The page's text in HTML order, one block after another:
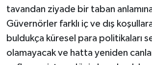
tavandan ziyade bir taban
Güvernörler farklı iç ve dış
buldukça küresel para politikaları
olamayacak ve hatta yeniden